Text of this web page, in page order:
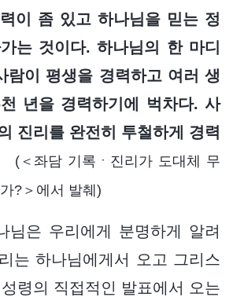
이 좀 있고 하나님을 믿는 정
는 것이다. 하나님의 한 마디
람이 평생을 경력하고 여러 생
년을 경력하기에 벅차다. 사
진리를 완전히 투철하게 경력
(＜좌담 기록ㆍ진리가 도대체 무
?＞에서 발췌)
님은 우리에게 분명하게 알려
는 하나님에게서 오고 그리스
령의 직접적인 발표에서 오는